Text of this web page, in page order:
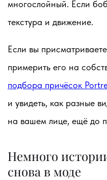
многослойный. Если
текстура и движение.
Если вы
примерить его на
подбора причёсок
и увидеть, как разные
на вашем лице, ещё до
Немного
снова в моде